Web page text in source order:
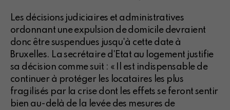
Les décisions judiciaires et administratives
ordonnant une expulsion de domicile devraient
donc être suspendues jusqu'à cette date à
Bruxelles. La secrétaire d'Etat au logement justifie
sa décision comme suit : « Il est indispensable de
continuer à protéger les locataires les plus
fragilisés par la crise dont les effets se feront sentir
bien au-delà de la levée des mesures de